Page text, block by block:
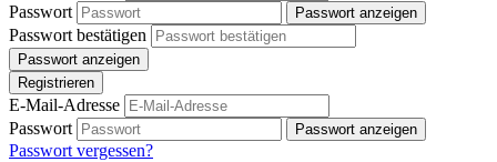
Passwort
Passwort anzeigen
Passwort bestätigen
Passwort anzeigen
Registrieren
E-Mail-Adresse
Passwort
Passwort anzeigen
Passwort vergessen?